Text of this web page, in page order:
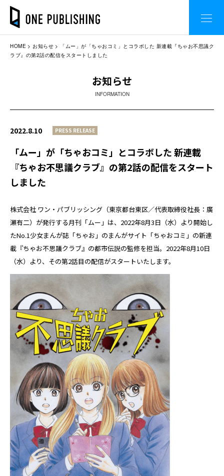
HOME お知らせ
「ムー」が「ちゃおコミ」とコラボした 新連載『ちゃお不思議ク
ラブ』の第2話の配信をスタートしました
お知らせ
INFORMATION
2022.8.10 PRESS RELEASE
「ムー」が「ちゃおコミ」とコラボした 新連載
『ちゃお不思議クラブ』の第2話の配信をスタート
しました
株式会社 ワン・パブリッシング（東京都台東区／代表取締役社長：廣
瀬有二）が発行する月刊「ムー」は、2022年8月3日（水）より開始し
たNo.1少女まんが誌「ちゃお」のまんがサイト「ちゃおコミ」の新連
載『ちゃお不思議クラブ』の都市伝説の監修を担当。2022年8月10日
（水）より、その第2話目の配信がスタートいたします。